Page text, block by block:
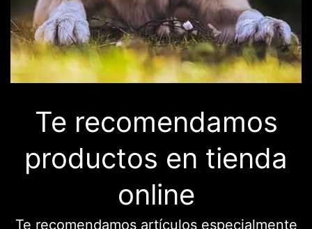
Te recomendamos
productos en tienda
online
Te recomendamos artículos especialmente